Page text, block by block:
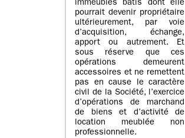
immeubles bâtis dont elle
pourrait devenir propriétaire
ultérieurement, par voie
d’acquisition, échange,
apport ou autrement. Et
sous réserve que ces
opérations demeurent
accessoires et ne remettent
pas en cause le caractère
civil de la Société, l’exercice
d’opérations de marchand
de biens et d’activité de
location meublée non
professionnelle.